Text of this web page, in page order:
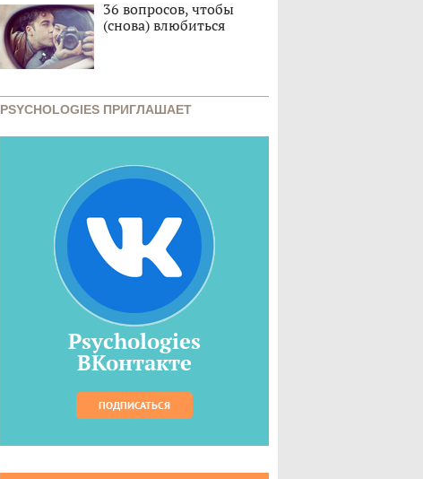
36 вопросов, чтобы
(снова) влюбиться
PSYCHOLOGIES ПРИГЛАШАЕТ
Psychologies
ВКонтакте
ПОДПИСАТЬСЯ